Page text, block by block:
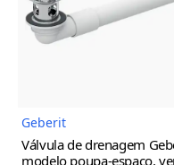
Geberit
Válvula de drenagem
modelo poupa-espaço,